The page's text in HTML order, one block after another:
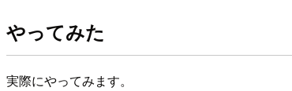
やってみた
実際にやってみます。